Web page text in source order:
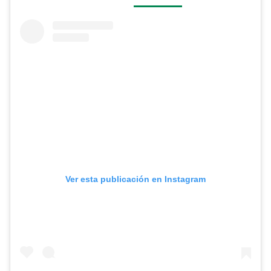
Ver esta publicación en Instagram